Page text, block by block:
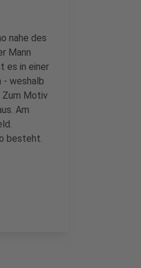
nahe des
Mann
es in einer
- weshalb
Zum Motiv
Am
besteht.